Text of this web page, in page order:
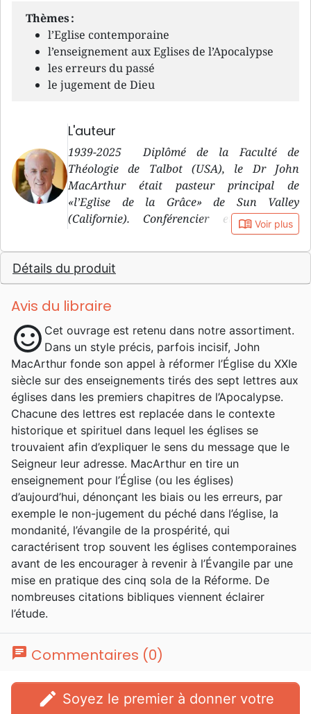
Thèmes :
l’Eglise contemporaine
l’enseignement aux Eglises de l’Apocalypse
les erreurs du passé
le jugement de Dieu
L'auteur
1939-2025 Diplômé de la Faculté de
Théologie de Talbot (USA), le Dr John
MacArthur était pasteur principal de
«l’Eglise de la Grâce» de Sun Valley
(Californie). Conférencier et professeur
réputé, il animait un programme quotidien
d’évangélisation diffusé sur plus de 1000
stations de radio en Amérique du Nord, en
Europe, en Afrique et en Océanie. il est
connu pour ses prises de position parfois très
la Parole et la prédication textuelle. Il aura
consacré sa vie à une théologie rigoureuse,
fondée sur l’étude approfondie des Écritures
en mettant l’accent sur l’arrière plan
grammatical et historique de chaque
passage. Il laisse derrière lui l’héritage de
milliers de prédications, d’une série de
commentaires complète du Nouveau
Testament et près de 150 livres édités dont
de nombreux ont été traduits en français. Il
est également le rédacteur de la remarquable
Bible d'étude portant son nom, éditée par la
Société Biblique de Genève.
book_open Voir plus
Détails du produit
Avis du libraire
sentiment_satisfied Cet ouvrage est retenu dans notre assortiment.
Dans un style précis, parfois incisif, John
MacArthur fonde son appel à réformer l’Église du XXIe
siècle sur des enseignements tirés des sept lettres aux
églises dans les premiers chapitres de l’Apocalypse.
Chacune des lettres est replacée dans le contexte
historique et spirituel dans lequel les églises se
trouvaient afin d’expliquer le sens du message que le
Seigneur leur adresse. MacArthur en tire un
enseignement pour l’Église (ou les églises)
d’aujourd’hui, dénonçant les biais ou les erreurs, par
exemple le non-jugement du péché dans l’église, la
mondanité, l’évangile de la prospérité, qui
caractérisent trop souvent les églises contemporaines
avant de les encourager à revenir à l’Évangile par une
mise en pratique des cinq sola de la Réforme. De
nombreuses citations bibliques viennent éclairer
l’étude.
chat Commentaires (0)
edit